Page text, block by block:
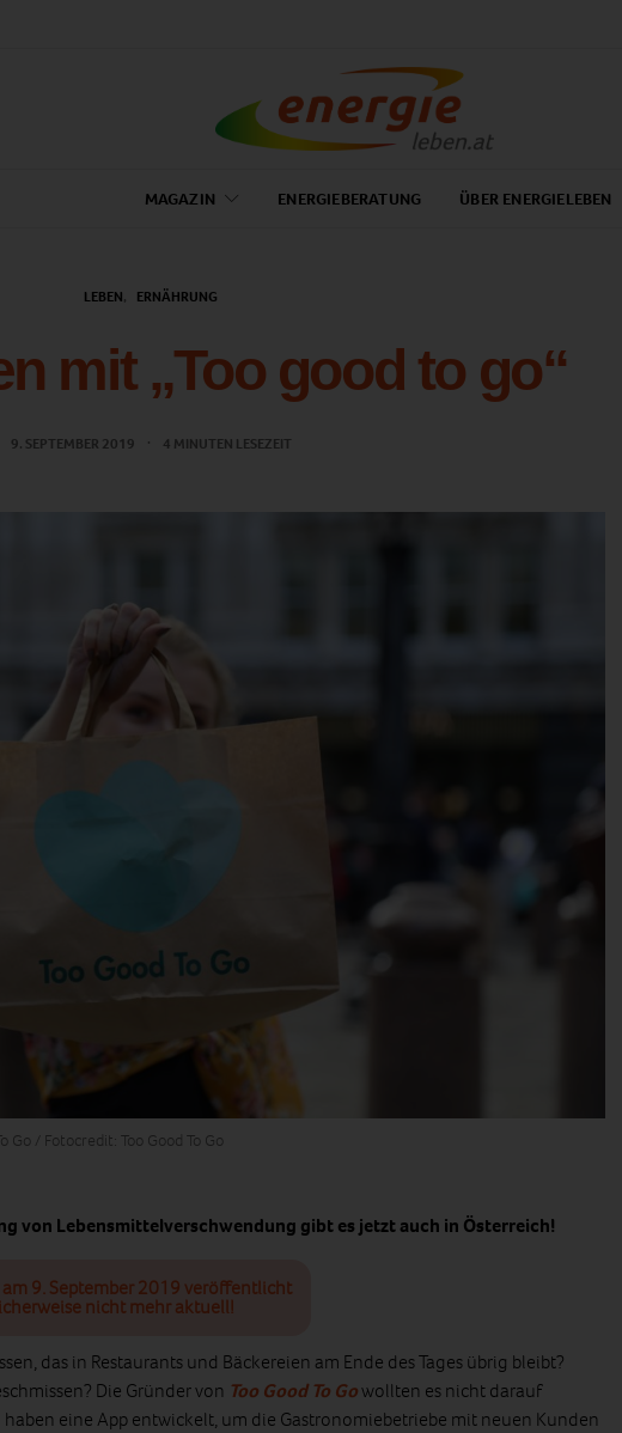
MAGAZIN ENERGIEBERATUNG ÜBER ENERGIELEBEN
LEBEN ERNÄHRUNG
mit „Too good to go“
9. SEPTEMBER 2019 4 MINUTEN LESEZEIT
/ Fotocredit: Too Good To Go
von Lebensmittelverschwendung gibt es jetzt auch in Österreich!
9. September 2019 veröffentlicht
nicht mehr aktuell!
das in Restaurants und Bäckereien am Ende des Tages übrig bleibt?
Die Gründer von Too Good To Gowollten es nicht darauf
eine App entwickelt, um die Gastronomiebetriebe mit neuen Kunden